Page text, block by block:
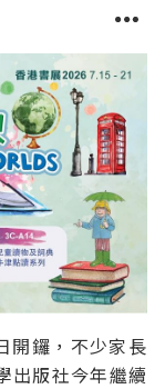
開鑼，不少家長
出版社今年繼續